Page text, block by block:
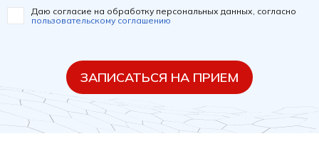
Даю согласие на обработку персональных данных, согласно
пользовательскому соглашению
ЗАПИСАТЬСЯ НА ПРИЕМ